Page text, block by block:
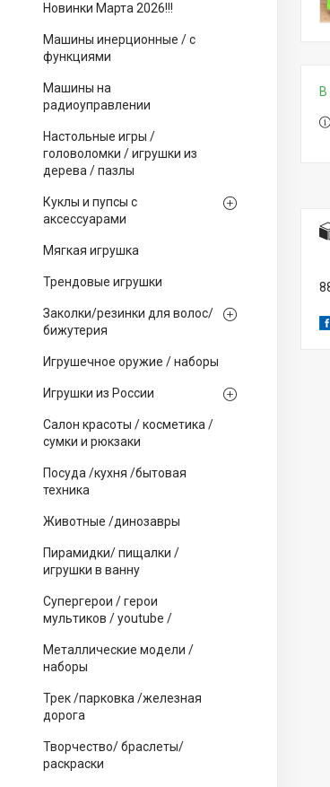
Новинки Марта 2026!!!
Машины инерционные / с
функциями
Машины на
радиоуправлении
Настольные игры /
головоломки / игрушки из
дерева / пазлы
Куклы и пупсы с
аксессуарами
Мягкая игрушка
Трендовые игрушки
Заколки/резинки для волос/
бижутерия
Игрушечное оружие / наборы
Игрушки из России
Салон красоты / косметика /
сумки и рюкзаки
Посуда /кухня /бытовая
техника
Животные /динозавры
Пирамидки/ пищалки /
игрушки в ванну
Супергерои / герои
мультиков / youtube /
Металлические модели /
наборы
Трек /парковка /железная
дорога
Творчество/ браслеты/
раскраски